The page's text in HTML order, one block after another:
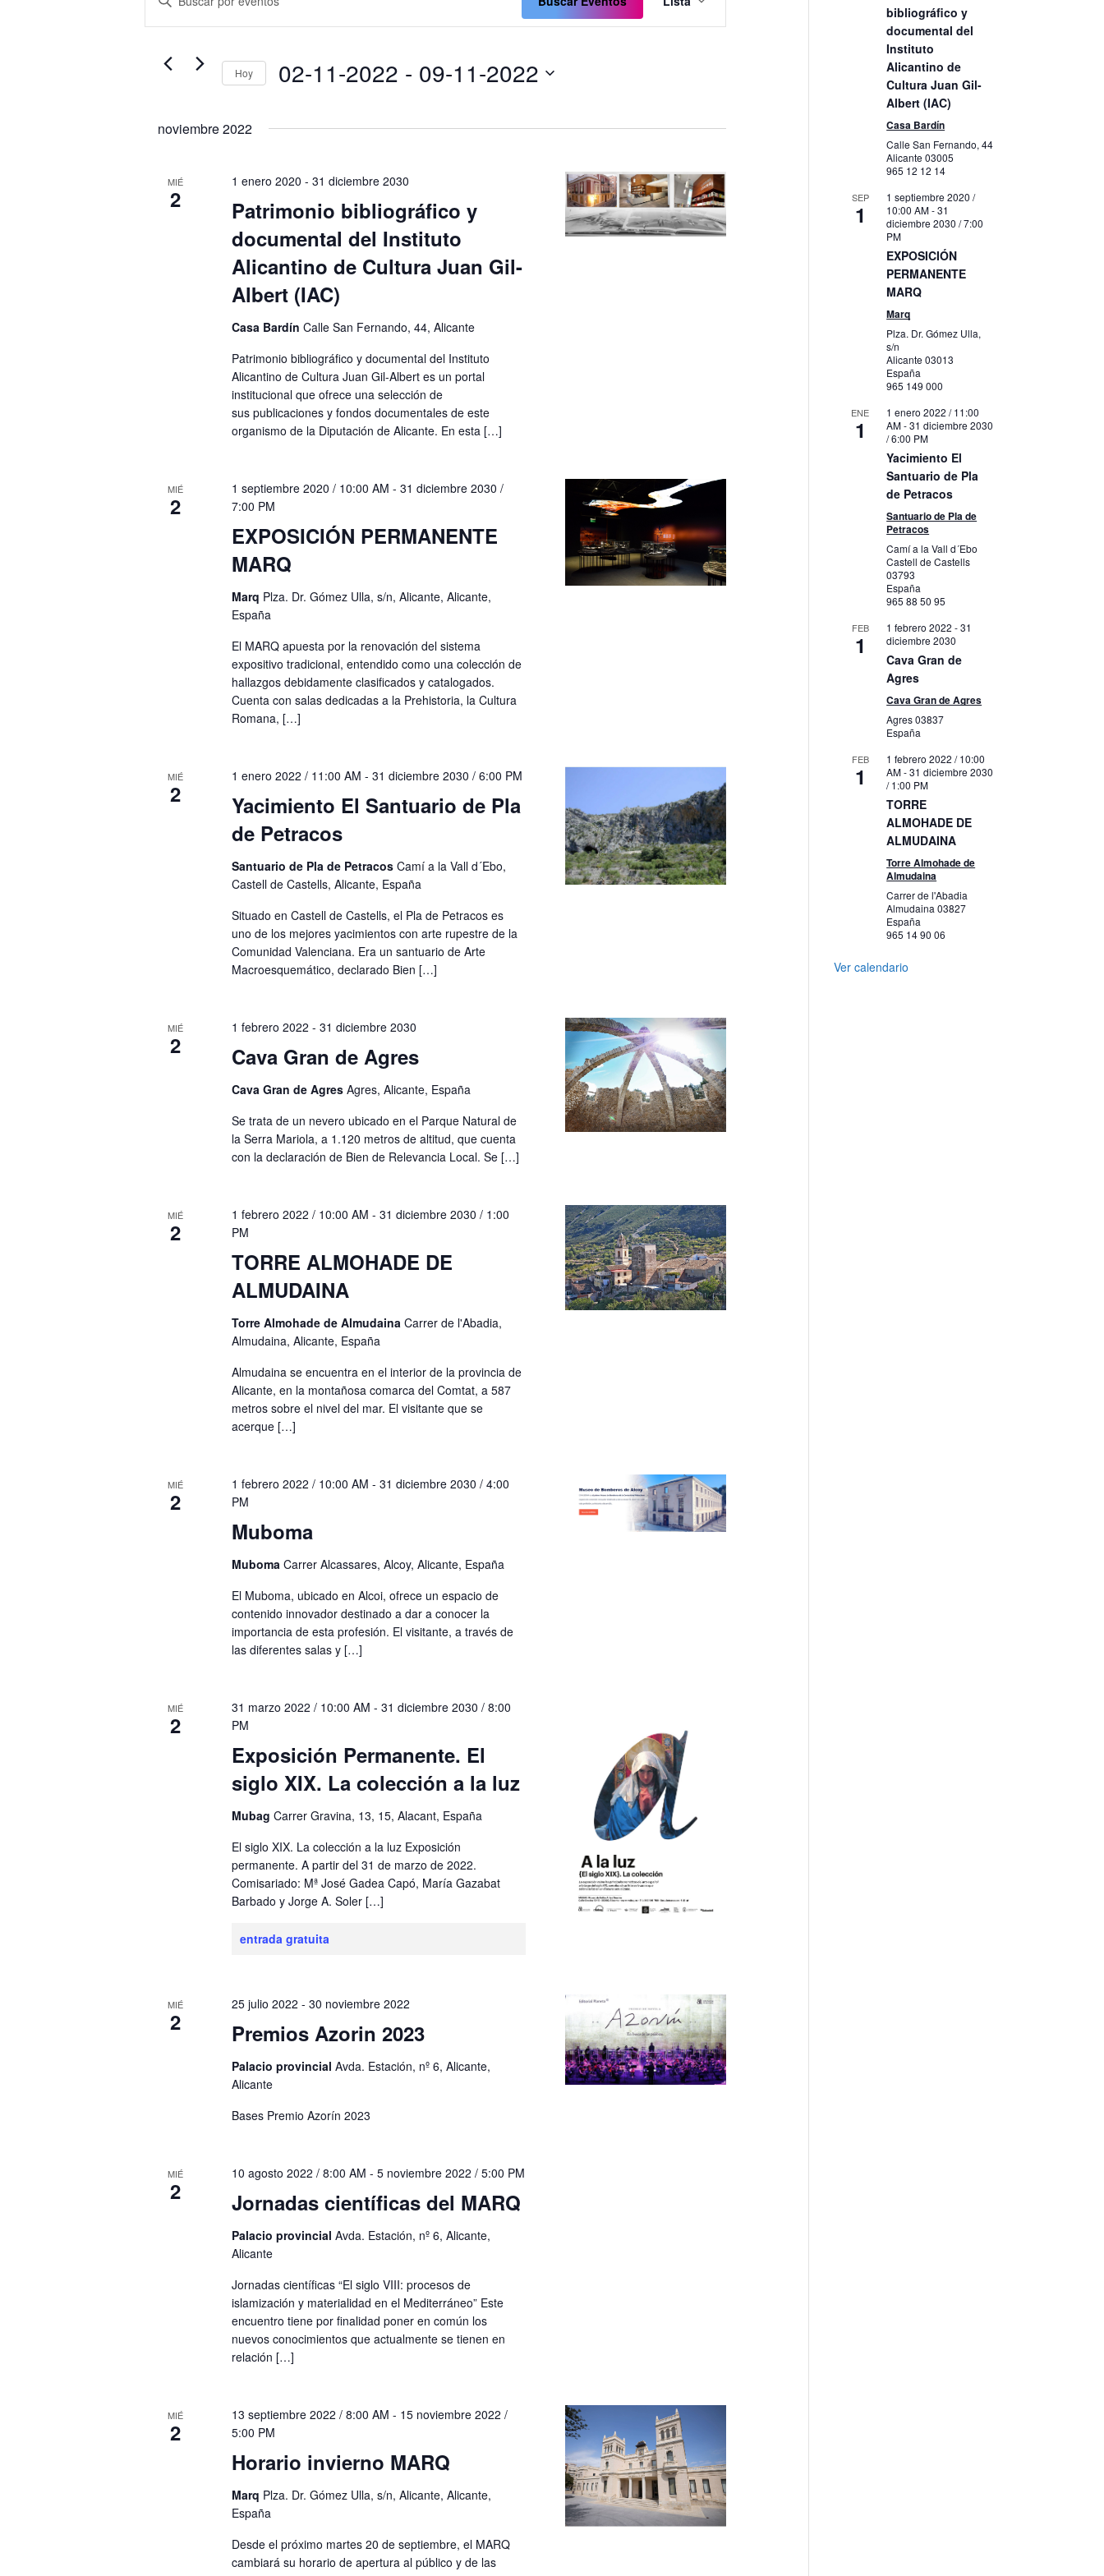
de
búsqueda
vistas
clave.
para
clave.
Hoy 02-11-2022 - 09-11-2022
noviembre 2022
MIÉ
2
Patrimonio bibliográfico y
documental del Instituto
Alicantino de Cultura Juan Gil-
Albert (IAC)
1 enero 2020 -31 diciembre 2030
Casa BardínCalle San Fernando, 44, Alicante
Patrimonio bibliográfico y documental del Instituto
Alicantino de Cultura Juan Gil-Albert es un portal
institucional que ofrece una selección de
sus publicaciones y fondos documentales de este
organismo de la Diputación de Alicante. En esta […]
MIÉ
2
EXPOSICIÓN PERMANENTE
MARQ
1 septiembre 2020 / 10:00 AM -31 diciembre 2030 /
7:00 PM
Marq Plza. Dr. Gómez Ulla, s/n, Alicante, Alicante,
España
El MARQ apuesta por la renovación del sistema
expositivo tradicional, entendido como una colección de
hallazgos debidamente clasificados y catalogados.
Cuenta con salas dedicadas a la Prehistoria, la Cultura
Romana, […]
MIÉ
2
Yacimiento El Santuario de Pla
de Petracos
1 enero 2022 / 11:00 AM -31 diciembre 2030 / 6:00 PM
Santuario de Pla de PetracosCamí a la Vall d´Ebo,
Castell de Castells, Alicante, España
Situado en Castell de Castells, el Pla de Petracos es
uno de los mejores yacimientos con arte rupestre de la
Comunidad Valenciana. Era un santuario de Arte
Macroesquemático, declarado Bien […]
MIÉ
2 Cava Gran de Agres
1 febrero 2022 -31 diciembre 2030
Cava Gran de AgresAgres, Alicante, España
Se trata de un nevero ubicado en el Parque Natural de
la Serra Mariola, a 1.120 metros de altitud, que cuenta
con la declaración de Bien de Relevancia Local. Se […]
MIÉ
2
TORRE ALMOHADE DE
ALMUDAINA
1 febrero 2022 / 10:00 AM -31 diciembre 2030 / 1:00
PM
Torre Almohade de AlmudainaCarrer de l'Abadia,
Almudaina, Alicante, España
Almudaina se encuentra en el interior de la provincia de
Alicante, en la montañosa comarca del Comtat, a 587
metros sobre el nivel del mar. El visitante que se
acerque […]
MIÉ
2
Muboma
1 febrero 2022 / 10:00 AM -31 diciembre 2030 / 4:00
PM
MubomaCarrer Alcassares, Alcoy, Alicante, España
El Muboma, ubicado en Alcoi, ofrece un espacio de
contenido innovador destinado a dar a conocer la
importancia de esta profesión. El visitante, a través de
las diferentes salas y […]
MIÉ
2
Exposición Permanente. El
siglo XIX. La colección a la luz
31 marzo 2022 / 10:00 AM -31 diciembre 2030 / 8:00
PM
MubagCarrer Gravina, 13, 15, Alacant, España
El siglo XIX. La colección a la luz Exposición
permanente. A partir del 31 de marzo de 2022.
Comisariado: Mª José Gadea Capó, María Gazabat
Barbado y Jorge A. Soler […]
entrada gratuita
MIÉ
2 Premios Azorin 2023
25 julio 2022 -30 noviembre 2022
Palacio provincialAvda. Estación, nº 6, Alicante,
Alicante
Bases Premio Azorín 2023
MIÉ
2 Jornadas científicas del MARQ
10 agosto 2022 / 8:00 AM -5 noviembre 2022 / 5:00 PM
Palacio provincialAvda. Estación, nº 6, Alicante,
Alicante
Jornadas científicas “El siglo VIII: procesos de
islamización y materialidad en el Mediterráneo” Este
encuentro tiene por finalidad poner en común los
nuevos conocimientos que actualmente se tienen en
relación […]
MIÉ
2
Horario invierno MARQ
13 septiembre 2022 / 8:00 AM - 15 noviembre 2022 /
5:00 PM
Marq Plza. Dr. Gómez Ulla, s/n, Alicante, Alicante,
España
Desde el próximo martes 20 de septiembre, el MARQ
cambiará su horario de apertura al público y de las
bibliográfico y
documental del
Instituto
Alicantino de
Cultura Juan Gil-
Albert (IAC)
Casa Bardín
Calle San Fernando, 44
Alicante03005
965 12 12 14
SEP
1
1 septiembre 2020 /
10:00 AM-31
diciembre 2030 / 7:00
PM
EXPOSICIÓN
PERMANENTE
MARQ
Marq
Plza. Dr. Gómez Ulla,
s/n
Alicante03013
España
965 149 000
ENE
1
1 enero 2022 / 11:00
AM-31 diciembre 2030
/ 6:00 PM
Yacimiento El
Santuario de Pla
de Petracos
Santuario de Pla de
Petracos
Camí a la Vall d´Ebo
Castell de Castells
03793
España
965 88 50 95
FEB
1
1 febrero 2022 -31
diciembre 2030
Cava Gran de
Agres
Cava Gran de Agres
Agres03837
España
FEB
1
1 febrero 2022 / 10:00
AM-31 diciembre 2030
/ 1:00 PM
TORRE
ALMOHADE DE
ALMUDAINA
Torre Almohade de
Almudaina
Carrer de l'Abadia
Almudaina03827
España
965 14 90 06
Ver calendario